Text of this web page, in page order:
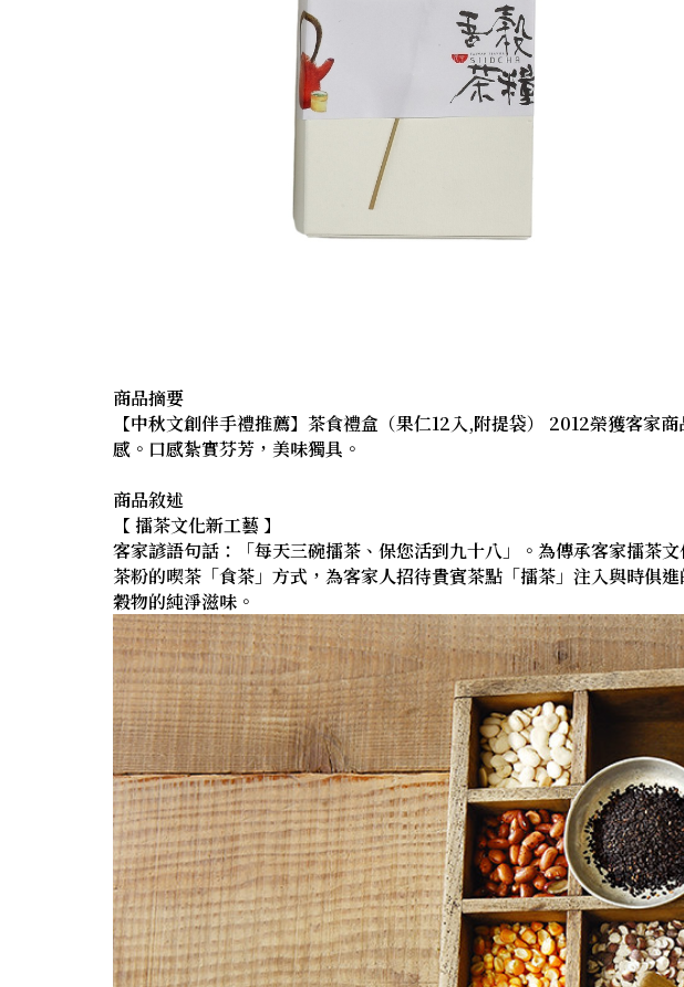
商品摘要
【中秋文創伴手禮推薦】茶食禮盒（果仁12入,附提袋） 2012榮獲客家
感。口感紮實芬芳，美味獨具。
商品敘述
【 擂茶文化新工藝 】
客家諺語句話：「每天三碗擂茶、保您活到九十八」。為傳承客家擂茶
茶粉的喫茶「食茶」方式，為客家人招待貴賓茶點「擂茶」注入與時俱
穀物的純淨滋味。